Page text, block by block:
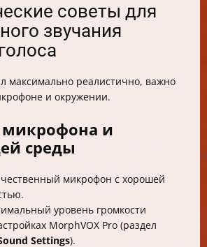
советы для
звучания
максимально реалистично, важно
и окружении.
микрофона и
среды
микрофон с хорошей
уровень громкости
MorphVOX Pro (раздел
Settings).